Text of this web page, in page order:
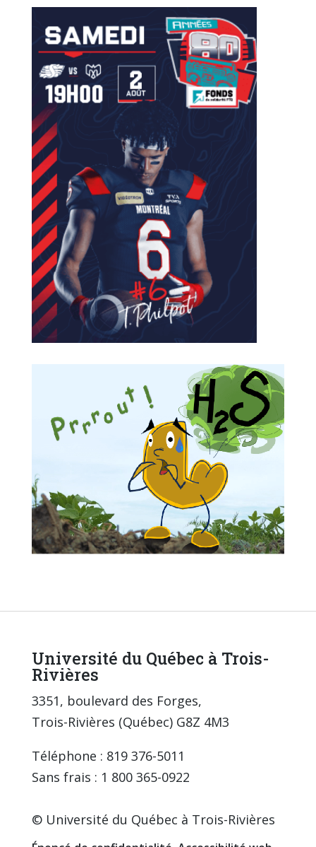
Université du Québec à Trois-
Rivières
3351, boulevard des Forges,
Trois-Rivières (Québec) G8Z 4M3
Téléphone : 819 376-5011
Sans frais : 1 800 365-0922
© Université du Québec à Trois-Rivières